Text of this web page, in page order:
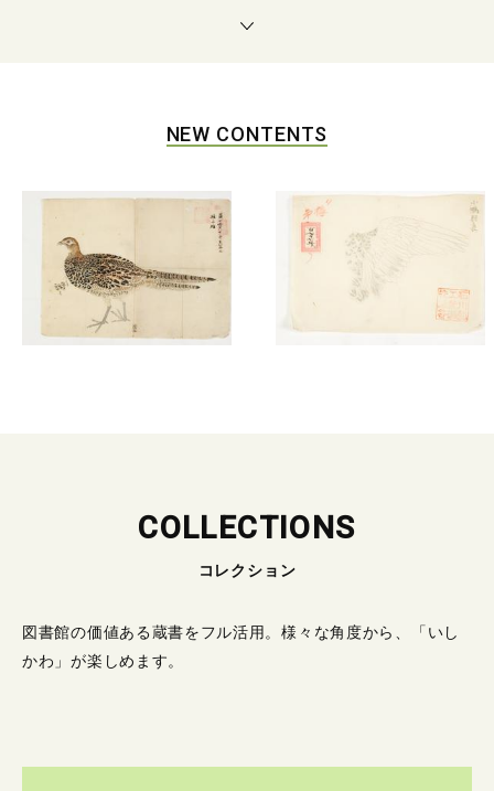
NEW CONTENTS
COLLECTIONS
コレクション
図書館の価値ある蔵書をフル活用。様々な角度から、「いし
かわ」が楽しめます。